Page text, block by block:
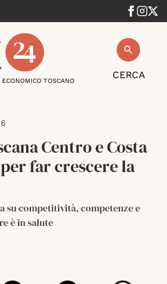
CERCA
TOSCANO
Centro e Costa
far crescere la
su competitività, competenze e
è in salute